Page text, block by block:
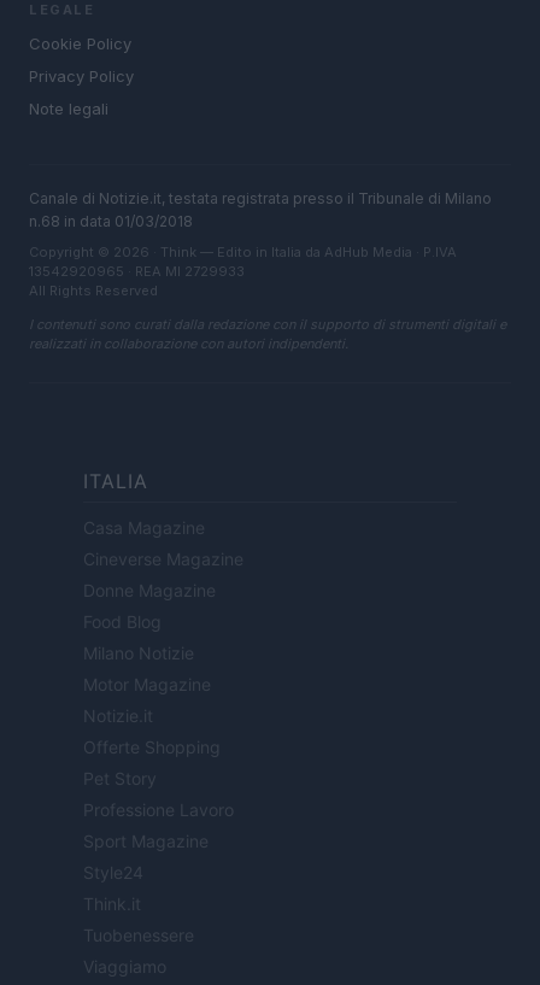
LEGALE
Cookie Policy
Privacy Policy
Note legali
Canale di Notizie.it, testata registrata presso il Tribunale di Milano
n.68 in data 01/03/2018
Copyright © 2026 · Think — Edito in Italia da AdHub Media · P.IVA
13542920965 · REA MI 2729933
All Rights Reserved
I contenuti sono curati dalla redazione con il supporto di strumenti digitali e
realizzati in collaborazione con autori indipendenti.
ITALIA
Casa Magazine
Cineverse Magazine
Donne Magazine
Food Blog
Milano Notizie
Motor Magazine
Notizie.it
Offerte Shopping
Pet Story
Professione Lavoro
Sport Magazine
Style24
Think.it
Tuobenessere
Viaggiamo